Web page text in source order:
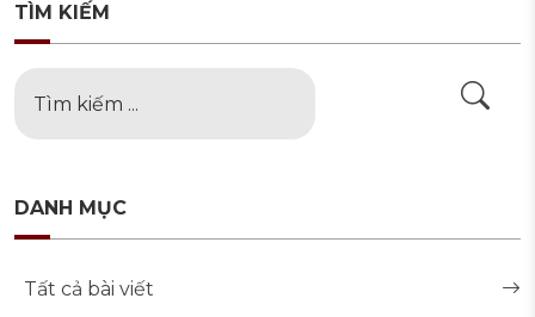
TÌM KIẾM
DANH MỤC
Tất cả bài viết